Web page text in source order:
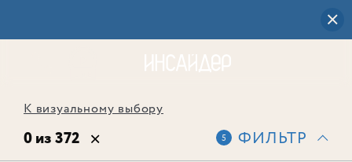
К визуальному выбору
0 из 372 5 ФИЛЬТР